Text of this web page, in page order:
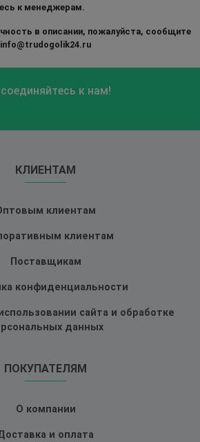
к менеджерам.
в описании, пожалуйста, сообщите
к нам!
КЛИЕНТАМ
клиентам
клиентам
Поставщикам
конфиденциальности
сайта и обработке
данных
ПОКУПАТЕЛЯМ
О компании
и оплата